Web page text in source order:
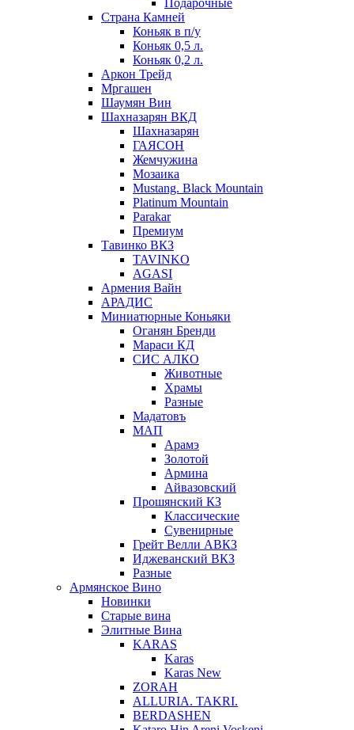
Подарочные
Страна Камней
Коньяк в п/у
Коньяк 0,5 л.
Коньяк 0,2 л.
Аркон Трейд
Мргашен
Шаумян Вин
Шахназарян ВКД
Шахназарян
ГАЯСОН
Жемчужина
Мозаика
Mustang. Black Mountain
Platinum Mountain
Parakar
Премиум
Тавинко ВКЗ
TAVINKO
AGASI
Армения Вайн
АРАДИС
Миниатюрные Коньяки
Оганян Бренди
Мараси КД
СИС АЛКО
Животные
Храмы
Разные
Мадатовъ
МАП
Арамэ
Золотой
Армина
Айвазовский
Прошянский КЗ
Классические
Сувенирные
Грейт Велли АВКЗ
Иджеванский ВКЗ
Разные
Армянское Вино
Новинки
Старые вина
Элитные Вина
KARAS
Karas
Karas New
ZORAH
ALLURIA. TAKRI.
BERDASHEN